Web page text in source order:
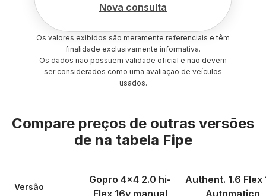
Nova consulta
Os valores exibidos são meramente referenciais e têm
finalidade exclusivamente informativa.
Os dados não possuem validade oficial e não devem
ser considerados como uma avaliação de veículos
usados.
Compare preços de outras versões
de na tabela Fipe
Versão
Gopro 4x4 2.0 hi-
Flex 16v manual
Authent. 1.6 Flex
Automatico